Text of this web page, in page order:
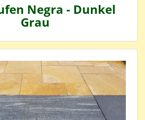
Negra - Dunkel
Grau